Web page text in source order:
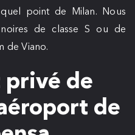
point de Milan. Nous
de classe S ou de
de Viano.
privé de
de